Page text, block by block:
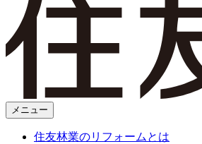
メニュー
住友林業のリフォームとは